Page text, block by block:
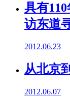
具有
访东道
2012.06.23
从北京
2012.06.07